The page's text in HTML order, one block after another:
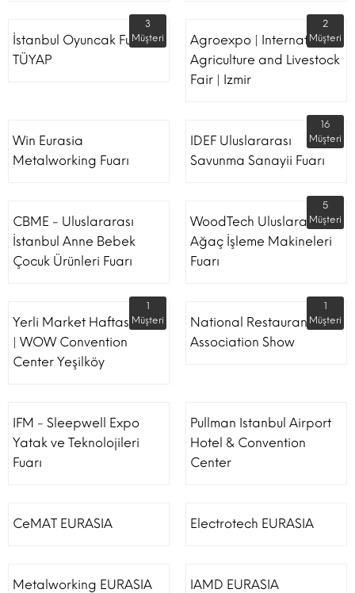
İstanbul Oyuncak Fuarı -
TÜYAP
3
Müşteri
Agroexpo | International
Agriculture and Livestock
Fair | Izmir
2
Müşteri
Win Eurasia
Metalworking Fuarı
IDEF Uluslararası
Savunma Sanayii Fuarı
16
Müşteri
CBME - Uluslararası
İstanbul Anne Bebek
Çocuk Ürünleri Fuarı
WoodTech Uluslararası
Ağaç İşleme Makineleri
Fuarı
5
Müşteri
Yerli Market Haftası Fuarı
| WOW Convention
Center Yeşilköy
1
Müşteri
National Restaurant
Association Show
1
Müşteri
IFM - Sleepwell Expo
Yatak ve Teknolojileri
Fuarı
Pullman Istanbul Airport
Hotel & Convention
Center
CeMAT EURASIA Electrotech EURASIA
Metalworking EURASIA IAMD EURASIA